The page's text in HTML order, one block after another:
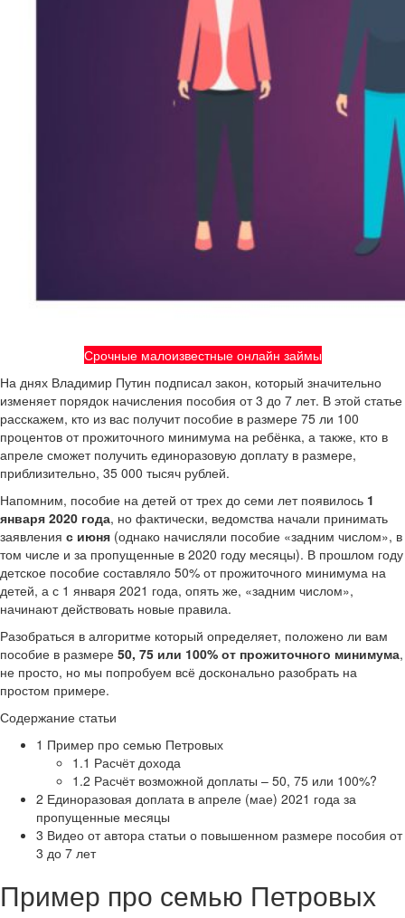
Срочные малоизвестные онлайн займы
На днях Владимир Путин подписал закон, который значительно
изменяет порядок начисления пособия от 3 до 7 лет. В этой статье
расскажем, кто из вас получит пособие в размере 75 ли 100
процентов от прожиточного минимума на ребёнка, а также, кто в
апреле сможет получить единоразовую доплату в размере,
приблизительно, 35 000 тысяч рублей.
Напомним, пособие на детей от трех до семи лет появилось 1
января 2020 года, но фактически, ведомства начали принимать
заявления с июня (однако начисляли пособие «задним числом», в
том числе и за пропущенные в 2020 году месяцы). В прошлом году
детское пособие составляло 50% от прожиточного минимума на
детей, а с 1 января 2021 года, опять же, «задним числом»,
начинают действовать новые правила.
Разобраться в алгоритме который определяет, положено ли вам
пособие в размере 50, 75 или 100% от прожиточного минимума,
не просто, но мы попробуем всё досконально разобрать на
простом примере.
Содержание статьи
1 Пример про семью Петровых
1.1 Расчёт дохода
1.2 Расчёт возможной доплаты – 50, 75 или 100%?
2 Единоразовая доплата в апреле (мае) 2021 года за
пропущенные месяцы
3 Видео от автора статьи о повышенном размере пособия от
3 до 7 лет
Пример про семью Петровых